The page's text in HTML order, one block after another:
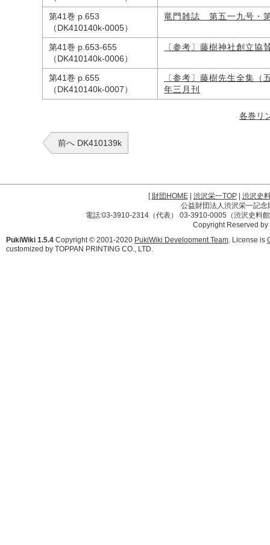
第41巻 p.653
（DK410140k-0005）
竜門雑誌 第五一九号・
第41巻 p.653-655
（DK410140k-0006）
〔参考〕藤樹神社創立協
第41巻 p.655
（DK410140k-0007）
〔参考〕藤樹先生全集
年三月刊
各巻リ
前へ DK410139k
[財団HOME| 渋沢栄一TOP| 渋沢史
公益財団法人渋沢栄一記
電話:03-3910-2314（代表） 03-3910-0005（渋沢史料
Copyright Reserved
PukiWiki 1.5.4 Copyright © 2001-2020 PukiWiki Development Team. License is
customized by TOPPAN PRINTING CO., LTD.